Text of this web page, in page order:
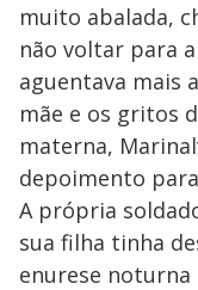
muito abalada,
não voltar para
aguentava mais
mãe e os gritos
materna,
depoimento
A própria
sua filha tinha
enurese